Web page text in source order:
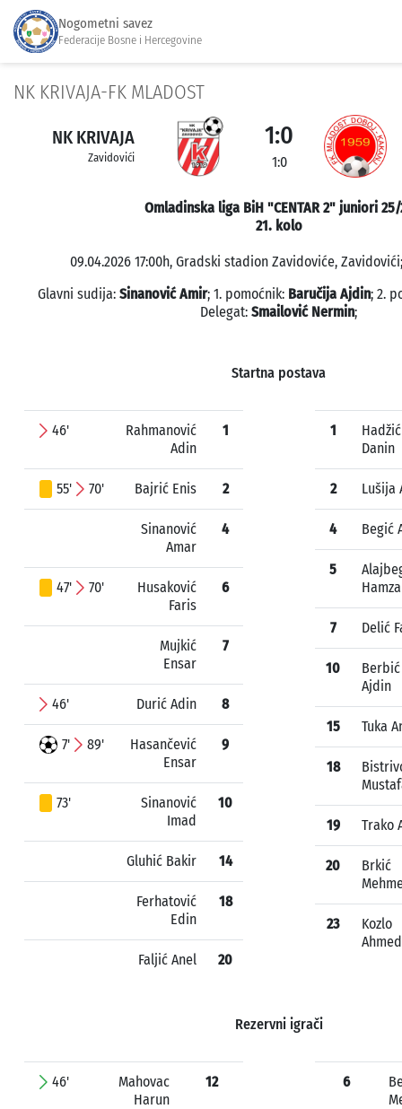
Nogometni savez
Federacije Bosne i Hercegovine
NK KRIVAJA-FK MLADOST
NK KRIVAJA
Zavidovići
1:0
1:0
Omladinska liga BiH "CENTAR 2" juniori 25/
21. kolo
09.04.2026 17:00h, Gradski stadion Zavidoviće,
Glavni sudija: Sinanović Amir; 1. pomoćnik: Baručija Ajdin; 2.
Delegat: Smailović Nermin;
Startna postava
46'
Rahmanović
Adin
1
55' 70' Bajrić Enis 2
Sinanović
Amar
4
47' 70'
Husaković
Faris
6
Mujkić
Ensar
7
46' Durić Adin 8
7' 89'
Hasančević
Ensar
9
73'
Sinanović
Imad
10
Gluhić Bakir 14
Ferhatović
Edin
18
Faljić Anel 20
1
Hadžić
Danin
2 Lušija
4 Begić
5
Hamza
7 Delić
10
Berbić
Ajdin
15 Tuka
18
19 Trako
20
Brkić
23
Kozlo
Ahmed
Rezervni igrači
46'
Mahovac
Harun
12 6